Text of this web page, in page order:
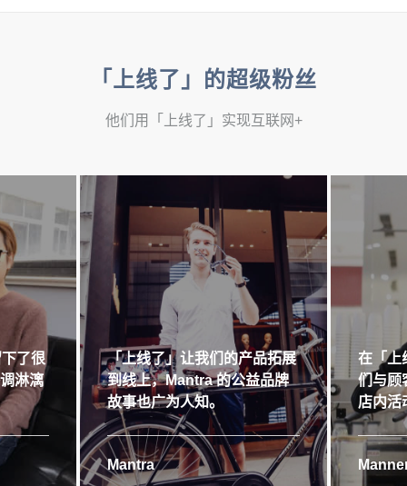
「上线了」的超级粉丝
他们用「上线了」实现互联网+
了很
淋漓
「上线了」让我们的产品拓展
到线上，Mantra 的公益品牌
故事也广为人知。
Mantra
在「上
们与顾
店内活